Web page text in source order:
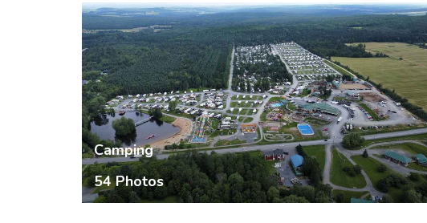
Camping
54 Photos